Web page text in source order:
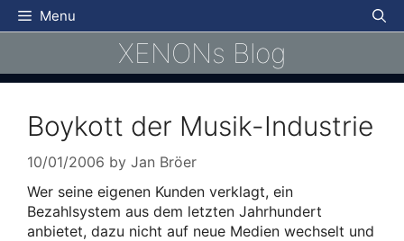
Skip
to
Menu
XENONs Blog
Boykott der Musik-Industrie
10/01/2006 by Jan Bröer
Wer seine eigenen Kunden verklagt, ein
Bezahlsystem aus dem letzten Jahrhundert
anbietet, dazu nicht auf neue Medien wechselt und